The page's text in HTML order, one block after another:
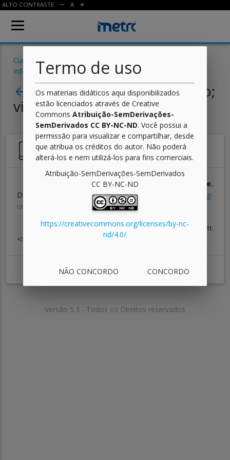
Termo de uso
Os materiais didáticos aqui disponibilizados
estão licenciados através de Creative
Commons Atribuição-SemDerivações-
SemDerivados CC BY-NC-ND. Você possui a
permissão para visualizar e compartilhar, desde
que atribua os créditos do autor. Não poderá
alterá-los e nem utilizá-los para fins comerciais.
Atribuição-SemDerivações-SemDerivados
CC BY-NC-ND
https://creativecommons.org/licenses/by-nc-
nd/4.0/
CONCORDO
NÃO CONCORDO
ALTO CONTRASTE remove A add
Cursos/Eletrônica
Introdução às Tecnologias da
Informação/ Aula
arrow_back Aula 06 - Navegar é preciso;
viver não é preciso
Referências
Centro de Aprendizagem GSuíte.
Disponível em: <
https://gsuite.google.com.br/learning-
center
>. Acesso em: 14 set. 2018.
GOOGLE.Ajuda do Google.Disponível em:
<https://support.google.com>. Acesso em: 14 set. 2018.
ANTERIOR 11/11 PRÓXIMA AULA
Versão 5.3 - Todos os Direitos reservados